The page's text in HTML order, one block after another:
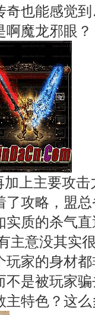
奇也能感觉
魔龙邪眼？
上主要攻击
了攻略，盟
质的杀气
主意没其实
家的身材
不是被玩家
特色？这